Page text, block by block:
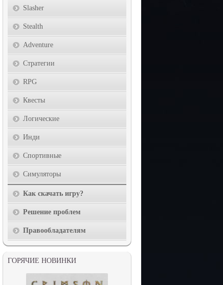
Slasher
Stealth
Adventure
Стратегии
RPG
Квесты
Логические
Инди
Спортивные
Симуляторы
Как скачать игру?
Решение проблем
Правообладателям
ГОРЯЧИЕ НОВИНКИ